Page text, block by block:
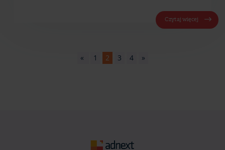
Czytaj więcej
« 1 2 3 4 »